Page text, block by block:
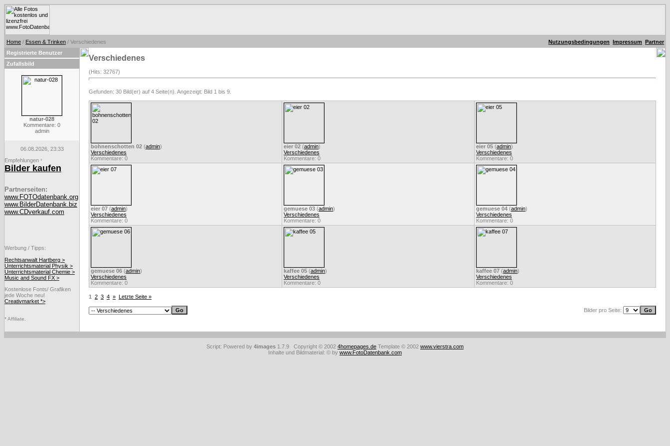
Home / Essen & Trinken / Verschiedenes Nutzungsbedingungen Impressum Partner
Registrierte Benutzer
Zufallsbild
natur-028
Kommentare: 0
admin
06.08.2026, 23:33
Empfehlungen *
Bilder kaufen
Partnerseiten:
www.FOTOdatenbank.org
www.BilderDatenbank.biz
www.CDverkauf.com
Werbung / Tipps:
Rechtsanwalt Hartberg >
Unterrichtsmaterial Physik >
Unterrichtsmaterial Chemie >
Music and Sound FX >
Kostenlose Fonts/ Grafiken
jede Woche neu!
Creativmarket *>
* Affiliate.
Verschiedenes
(Hits: 32767)
Gefunden: 30 Bild(er) auf 4 Seite(n). Angezeigt: Bild 1 bis 9.
bohnenschotten 02 (admin)
Verschiedenes
Kommentare: 0
eier 02 (admin)
Verschiedenes
Kommentare: 0
eier 05 (admin)
Verschiedenes
Kommentare: 0
eier 07 (admin)
Verschiedenes
Kommentare: 0
gemuese 03 (admin)
Verschiedenes
Kommentare: 0
gemuese 04 (admin)
Verschiedenes
Kommentare: 0
gemuese 06 (admin)
Verschiedenes
Kommentare: 0
kaffee 05 (admin)
Verschiedenes
Kommentare: 0
kaffee 07 (admin)
Verschiedenes
Kommentare: 0
1 2 3 4 » Letzte Seite »
Bilder pro Seite:
Script: Powered by 4images 1.7.9 Copyright © 2002 4homepages.de Template © 2002 www.vierstra.com
Inhalte und Bildmaterial: © by www.FotoDatenbank.com